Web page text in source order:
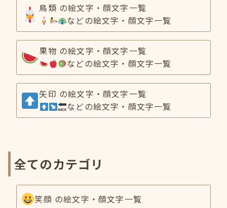
鳥類 の絵文字・顔文字一覧
などの絵文字・顔文字一覧
果物 の絵文字・顔文字一覧
などの絵文字・顔文字一覧
矢印 の絵文字・顔文字一覧
などの絵文字・顔文字一覧
全てのカテゴリ
笑顔 の絵文字・顔文字一覧